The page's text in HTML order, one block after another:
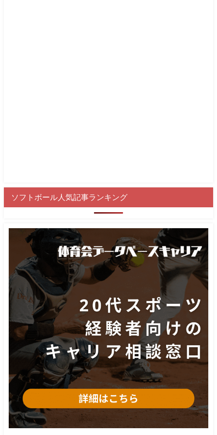
ソフトボール人気記事ランキング